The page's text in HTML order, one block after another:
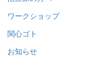
ワークショップ
関心ゴト
お知らせ